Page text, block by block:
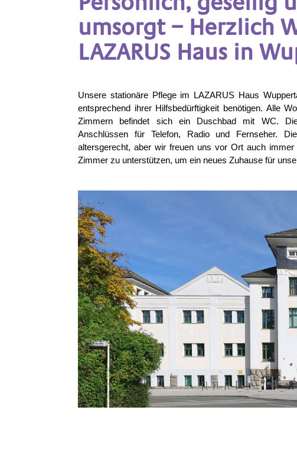
umsorgt – Herzlich
LAZARUS Haus in
Unsere stationäre Pflege im LAZARUS Haus
entsprechend ihrer Hilfsbedürftigkeit benötigen. Alle
Zimmern befindet sich ein Duschbad mit WC.
Anschlüssen für Telefon, Radio und Fernseher.
altersgerecht, aber wir freuen uns vor Ort auch
Zimmer zu unterstützen, um ein neues Zuhause für